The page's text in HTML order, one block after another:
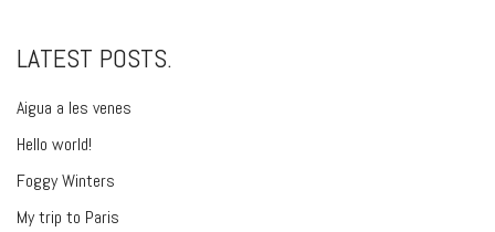
LATEST POSTS.
Aigua a les venes
Hello world!
Foggy Winters
My trip to Paris